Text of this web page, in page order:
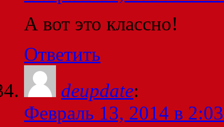
А вот это классно!
Ответить
deupdate:
Февраль 13, 2014 в